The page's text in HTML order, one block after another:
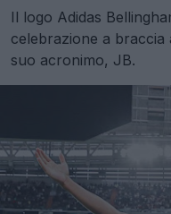
Il logo Adidas
celebrazione a braccia
suo acronimo, JB.